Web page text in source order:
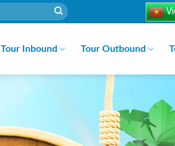
Tour Inbound Tour Outbound